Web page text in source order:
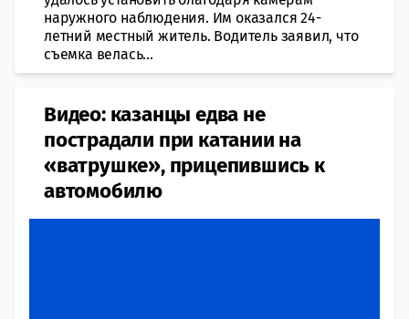
наружного наблюдения. Им оказался 24-
летний местный житель. Водитель заявил, что
съемка велась...
Видео: казанцы едва не
пострадали при катании на
«ватрушке»​, прицепившись к
автомобилю